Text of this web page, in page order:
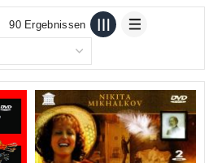
90 Ergebnissen